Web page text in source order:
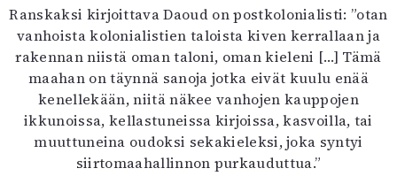
Ranskaksi kirjoittava Daoud on postkolonialisti: ”otan
vanhoista kolonialistien taloista kiven kerrallaan ja
rakennan niistä oman taloni, oman kieleni […] Tämä
maahan on täynnä sanoja jotka eivät kuulu enää
kenellekään, niitä näkee vanhojen kauppojen
ikkunoissa, kellastuneissa kirjoissa, kasvoilla, tai
muuttuneina oudoksi sekakieleksi, joka syntyi
siirtomaahallinnon purkauduttua.”